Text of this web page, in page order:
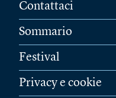
Contattaci
Sommario
Festival
Privacy e cookie